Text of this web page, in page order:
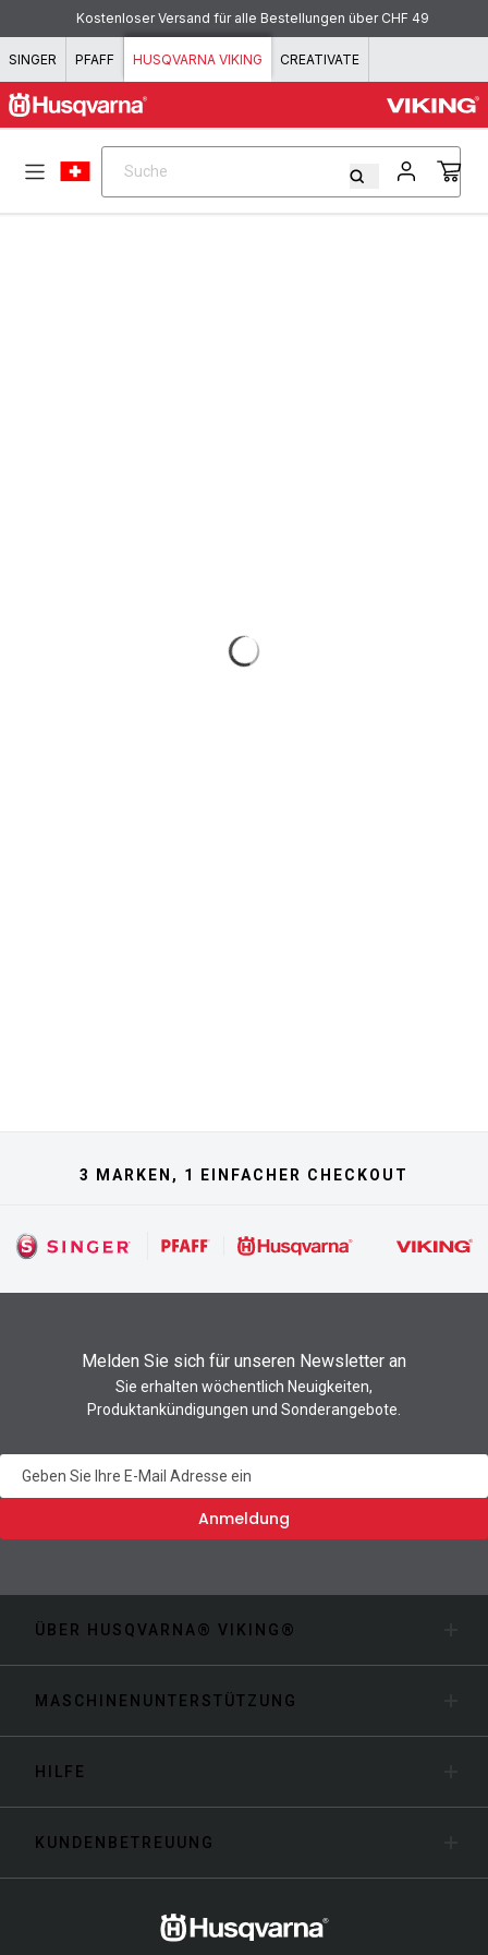
Zum Inhalt springen
Kostenloser Versand für alle Bestellungen über CHF 49
SINGER PFAFF HUSQVARNA VIKING CREATIVATE
Suche
3 MARKEN, 1 EINFACHER CHECKOUT
Melden Sie sich für unseren Newsletter an
Sie erhalten wöchentlich Neuigkeiten,
Produktankündigungen und Sonderangebote.
Newsletter
Anmeldung
ÜBER HUSQVARNA® VIKING®
MASCHINENUNTERSTÜTZUNG
HILFE
KUNDENBETREUUNG